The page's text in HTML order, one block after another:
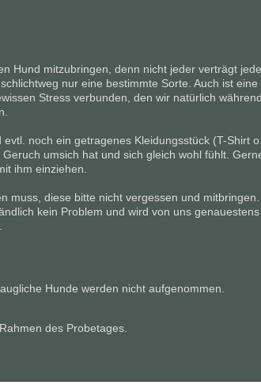
Hund mitzubringen, denn nicht jeder verträgt
nur eine bestimmte Sorte. Auch ist eine
Stress verbunden, den wir natürlich während
noch ein getragenes Kleidungsstück (T-Shirt
umsich hat und sich gleich wohl fühlt.
ihm einziehen.
muss, diese bitte nicht vergessen und mitbringen.
kein Problem und wird von uns genauestens
Hunde werden nicht aufgenommen.
des Probetages.